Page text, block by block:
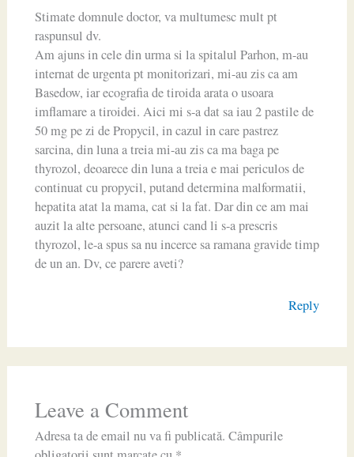
Stimate domnule doctor, va multumesc mult pt
raspunsul dv.
Am ajuns in cele din urma si la spitalul Parhon, m-au
internat de urgenta pt monitorizari, mi-au zis ca am
Basedow, iar ecografia de tiroida arata o usoara
imflamare a tiroidei. Aici mi s-a dat sa iau 2 pastile de
50 mg pe zi de Propycil, in cazul in care pastrez
sarcina, din luna a treia mi-au zis ca ma baga pe
thyrozol, deoarece din luna a treia e mai periculos de
continuat cu propycil, putand determina malformatii,
hepatita atat la mama, cat si la fat. Dar din ce am mai
auzit la alte persoane, atunci cand li s-a prescris
thyrozol, le-a spus sa nu incerce sa ramana gravide timp
de un an. Dv, ce parere aveti?
Reply
Leave a Comment
Adresa ta de email nu va fi publicată. Câmpurile